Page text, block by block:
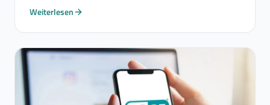
Weiterlesen